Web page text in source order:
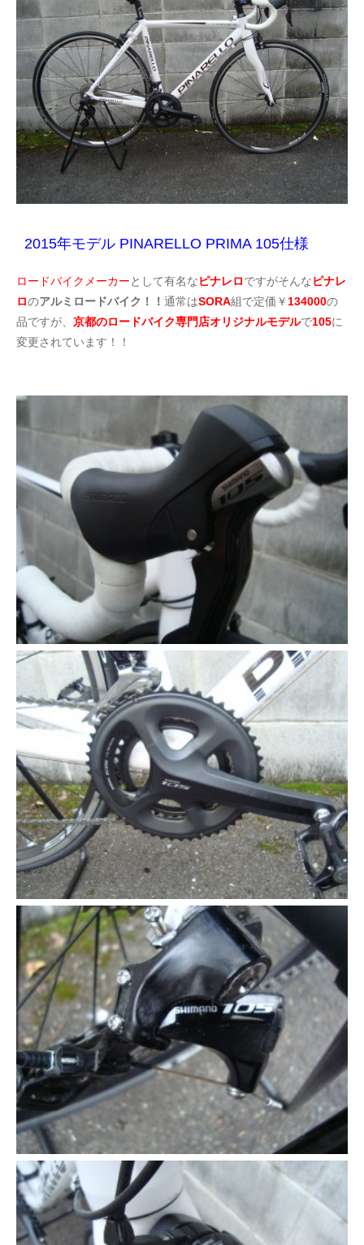
2015年モデル PINARELLO PRIMA 105仕様
ロードバイクメーカーとして有名なピナレロですがそんなピナレ
ロのアルミロードバイク！！ 通常はSORA組で定価￥ 134000の
品ですが、 京都のロードバイク専門店オリジナルモデルで105に
変更されています！！